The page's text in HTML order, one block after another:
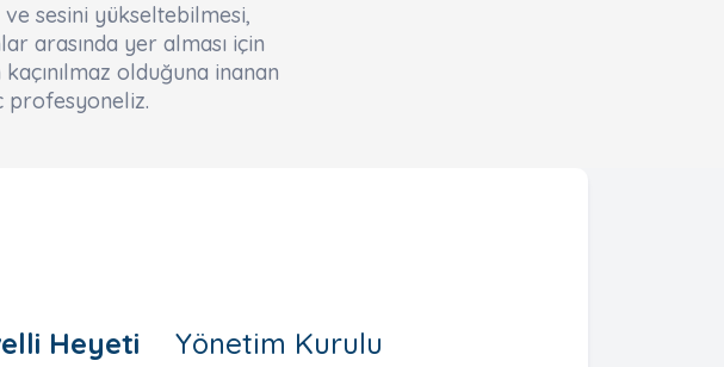
sesini yükseltebilmesi,
arasında yer alması için
olduğuna inanan
profesyoneliz.
Heyeti Yönetim Kurulu